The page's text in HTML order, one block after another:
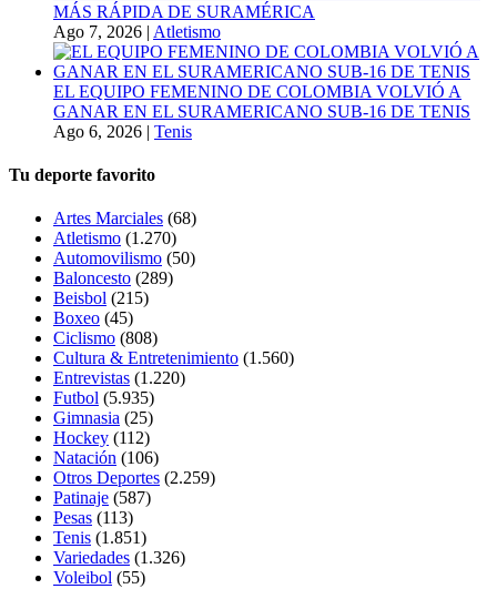
MÁS RÁPIDA DE SURAMÉRICA
Ago 7, 2026 | Atletismo
EL EQUIPO FEMENINO DE COLOMBIA VOLVIÓ A
GANAR EN EL SURAMERICANO SUB-16 DE TENIS
Ago 6, 2026 | Tenis
Tu deporte favorito
Artes Marciales (68)
Atletismo (1.270)
Automovilismo (50)
Baloncesto (289)
Beisbol (215)
Boxeo (45)
Ciclismo (808)
Cultura & Entretenimiento (1.560)
Entrevistas (1.220)
Futbol (5.935)
Gimnasia (25)
Hockey (112)
Natación (106)
Otros Deportes (2.259)
Patinaje (587)
Pesas (113)
Tenis (1.851)
Variedades (1.326)
Voleibol (55)